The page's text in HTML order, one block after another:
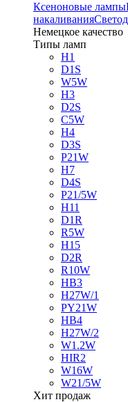
Ксеноновые лампы
накаливания
Немецкое качество
Типы ламп
H1
D1S
W5W
H3
D2S
C5W
H4
D3S
P21W
H7
D4S
P21/5W
H11
D1R
R5W
H15
D2R
R10W
HB3
H27W/1
PY21W
HB4
H27W/2
W1.2W
HIR2
W16W
W21/5W
Хит продаж